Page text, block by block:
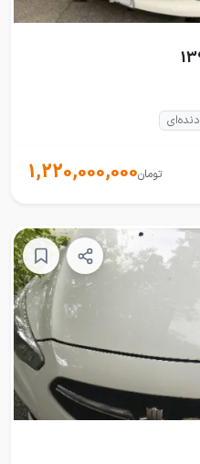
دنده‌ای
1,220,000,000تومان